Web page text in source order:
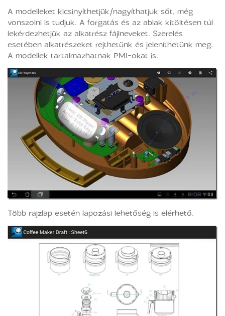
A modelleket kicsinyíthetjük/nagyíthatjuk sőt, még
vonszolni is tudjuk. A forgatás és az ablak kitöltésen túl
lekérdezhetjük az alkatrész fájlneveket. Szerelés
esetében alkatrészeket rejthetünk és jeleníthetünk meg.
A modellek tartalmazhatnak PMI-okat is.
Több rajzlap esetén lapozási lehetőség is elérhető.